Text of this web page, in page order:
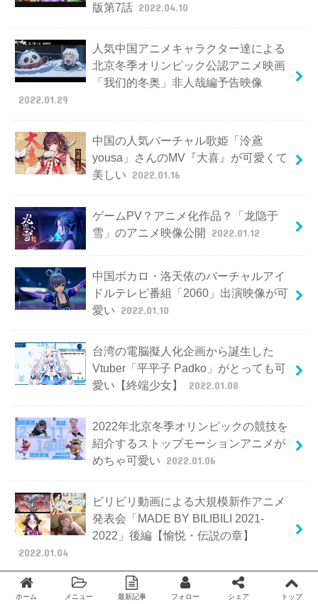
版第7話 2022.04.10
人気中国アニメキャラクター達による
北京冬季オリンピック公認アニメ映画
「我们的冬奥」非人哉編予告映像
2022.01.29
中国の人気バーチャル歌姫「泠鳶
yousa」さんのMV『大喜』が可愛くて
美しい 2022.01.16
ゲームPV？アニメ化作品？「龙隐于
雪」のアニメ映像公開 2022.01.12
中国ボカロ・洛天依のバーチャルアイ
ドルテレビ番組「2060」出演映像が可
愛い 2022.01.10
台湾の電脳擬人化企画から誕生した
Vtuber「平平子 Padko」がとっても可
愛い【終端少女】
2022.01.08
2022年北京冬季オリンピックの競技を
紹介するストップモーションアニメが
めちゃ可愛い 2022.01.06
ビリビリ動画による大規模新作アニメ
発表会「MADE BY BILIBILI 2021-
2022」後編【愉悦・伝説の章】
2022.01.04
コミュ障女子が猫化した男の子たちと
ホーム メニュー 最新記事 フォロー シェア トップ
Twitter facebook